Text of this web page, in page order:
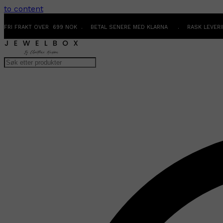
to content
FRI FRAKT OVER 699 NOK . BETAL SENERE MED KLARNA . RASK